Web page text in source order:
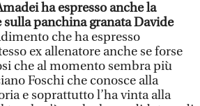
ha espresso anche la
panchina granata Davide
che ha espresso
ex allenatore anche se forse
che al momento sembra più
Foschi che conosce alla
e soprattutto l’ha vinta alla